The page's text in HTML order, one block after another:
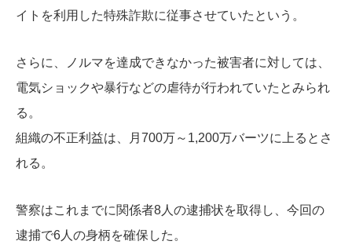
イトを利用した特殊詐欺に従事させていたという。
さらに、ノルマを達成できなかった被害者に対しては、
電気ショックや暴行などの虐待が行われていたとみられ
る。
組織の不正利益は、月700万～1,200万バーツに上るとさ
れる。
警察はこれまでに関係者8人の逮捕状を取得し、今回の
逮捕で6人の身柄を確保した。